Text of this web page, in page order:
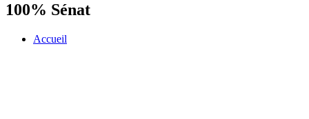
100% Sénat
Accueil